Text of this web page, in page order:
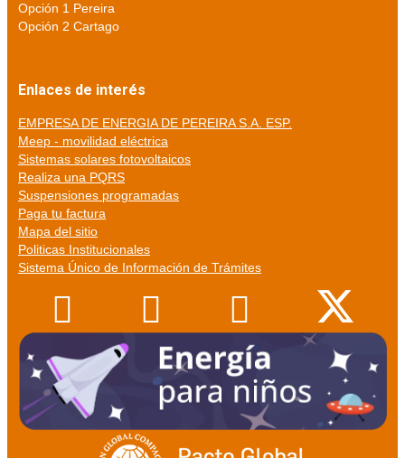
Opción 1 Pereira
Opción 2 Cartago
Enlaces de interés
EMPRESA DE ENERGIA DE PEREIRA S.A. ESP.
Meep - movilidad eléctrica
Sistemas solares fotovoltaicos
Realiza una PQRS
Suspensiones programadas
Paga tu factura
Mapa del sitio
Politicas Institucionales
Sistema Único de Información de Trámites